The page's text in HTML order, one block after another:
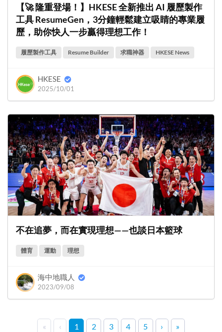
【🚀 隆重登場！】HKESE 全新推出 AI 履歷製作
工具 ResumeGen，3分鐘輕鬆建立吸睛的專業履
歷，助你快人一步贏得理想工作！
履歷製作工具 Resume Builder 求職神器 HKESE News
HKESE
2025/10/01
不在追夢，而在實現理想——也談日本籃球
體育 運動 理想
海中地職人
2023/09/08
« ‹ 1 2 3 4 5 › »